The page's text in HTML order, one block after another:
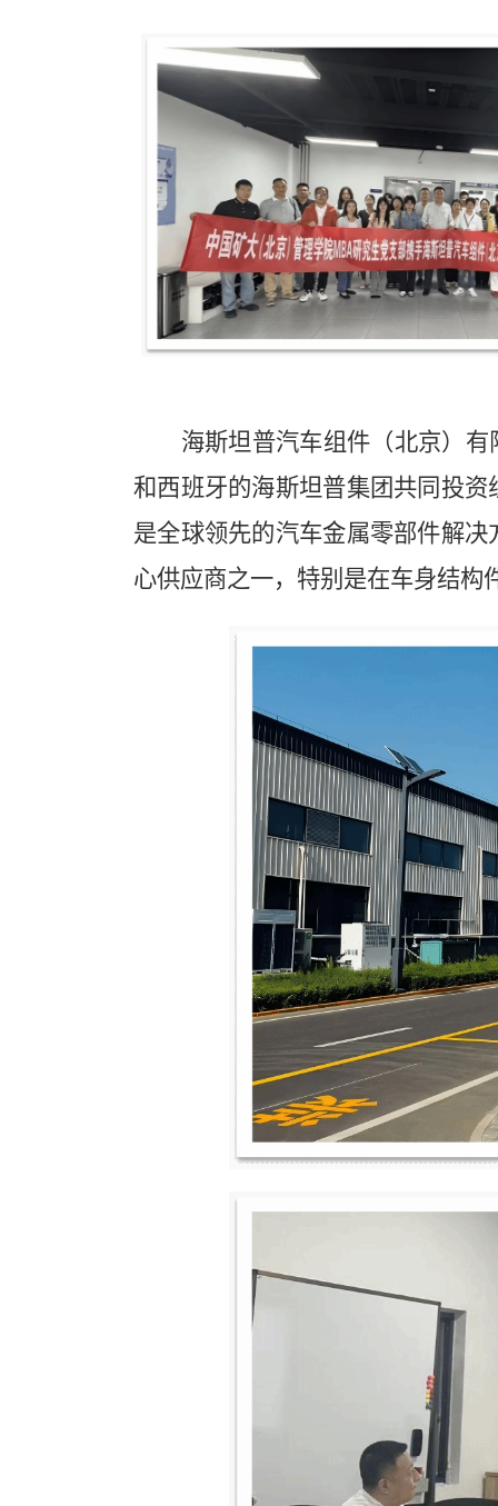
海斯坦普汽车组件（北京）
和西班牙的海斯坦普集团共同投
是全球领先的汽车金属零部件解
心供应商之一，特别是在车身结构